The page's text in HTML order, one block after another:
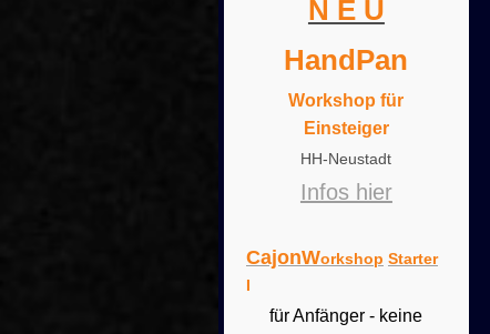
N E U
HandPan
Workshop für
Einsteiger
HH-Neustadt
Infos hier
CajonWorkshop Starter
I
für Anfänger - keine